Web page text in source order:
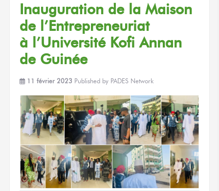
Inauguration de la Maison
de l’Entrepreneuriat
à l’Université Kofi Annan
de Guinée
11 février 2023 Published by PADES Network